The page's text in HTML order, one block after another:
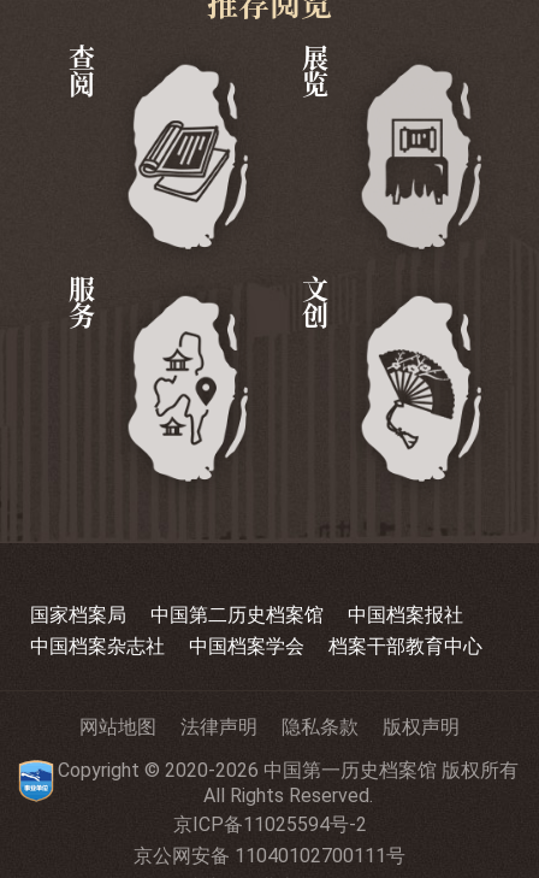
查阅 展览
服务 文创
国家档案局 中国第二历史档案馆
中国档案报社
中国档案杂志社
中国档案学会 档案干部教育中心
网站地图 法律声明 隐私条款
版权声明
Copyright © 2020-2026 中国第一历史档案馆 版权所有
All Rights Reserved.
京ICP备11025594号-2
京公网安备 11040102700111号